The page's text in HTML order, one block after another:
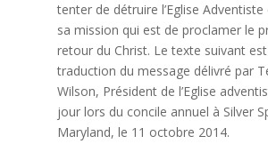
tenter de détruire l’Eglise
sa mission qui est de proclamer le
retour du Christ. Le texte suivant
traduction du message délivré par
Wilson, Président de l’Eglise
jour lors du concile annuel à Silver
Maryland, le 11 octobre 2014.